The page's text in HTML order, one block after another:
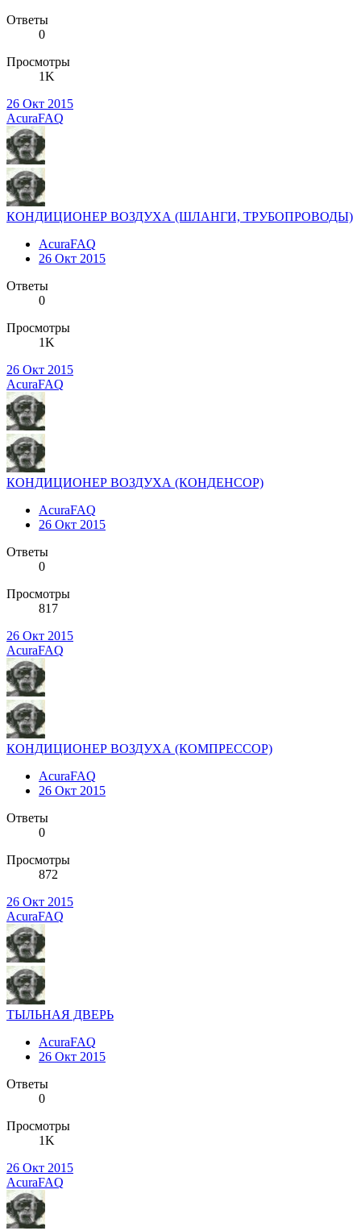
Ответы
0
Просмотры
1K
26 Окт 2015
AcuraFAQ
КОНДИЦИОНЕР ВОЗДУХА (ШЛАНГИ, ТРУБОПРОВОДЫ)
AcuraFAQ
26 Окт 2015
Ответы
0
Просмотры
1K
26 Окт 2015
AcuraFAQ
КОНДИЦИОНЕР ВОЗДУХА (КОНДЕНСОР)
AcuraFAQ
26 Окт 2015
Ответы
0
Просмотры
817
26 Окт 2015
AcuraFAQ
КОНДИЦИОНЕР ВОЗДУХА (КОМПРЕССОР)
AcuraFAQ
26 Окт 2015
Ответы
0
Просмотры
872
26 Окт 2015
AcuraFAQ
ТЫЛЬНАЯ ДВЕРЬ
AcuraFAQ
26 Окт 2015
Ответы
0
Просмотры
1K
26 Окт 2015
AcuraFAQ